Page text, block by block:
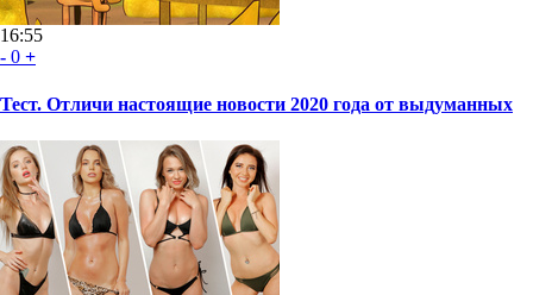
16:55
- 0 +
Тест. Отличи настоящие новости 2020 года от выдуманных